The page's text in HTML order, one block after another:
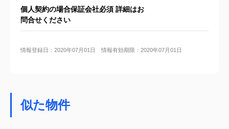
個人契約の場合保証会社必須 詳細はお
問合せください
情報登録日：2020年07月01日 情報有効期限：2020年07月01日
似た物件